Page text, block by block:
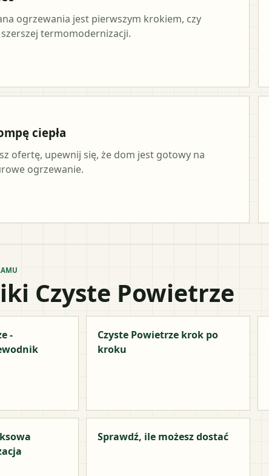
ogrzewania jest pierwszym krokiem, czy
termomodernizacji.
ciepła
ofertę, upewnij się, że dom jest gotowy na
ogrzewanie.
Czyste Powietrze
-
Czyste Powietrze krok po
kroku
Sprawdź, ile możesz dostać